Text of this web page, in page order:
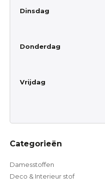
Dinsdag
Donderdag
Vrijdag
Categorieën
Damesstoffen
Deco & Interieur stof